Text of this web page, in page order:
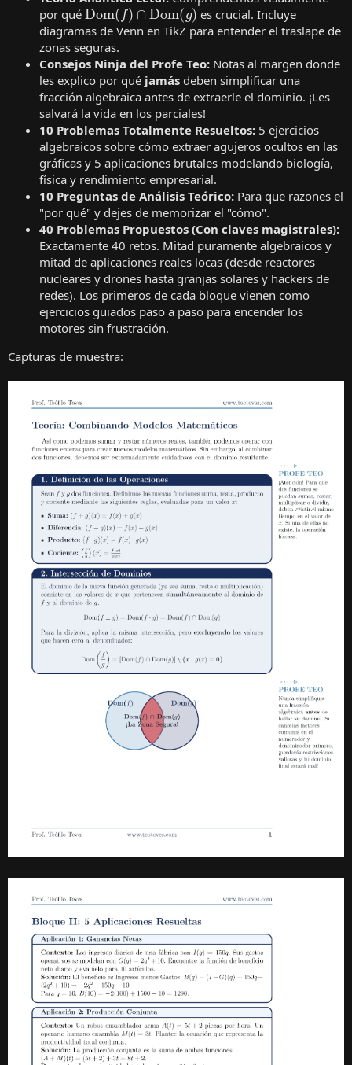
por qué Dom(f)∩Dom (g)
es crucial. Incluye
diagramas de Venn en TikZ para entender el traslape de
zonas seguras.
Consejos Ninja del Profe Teo: Notas al margen donde
les explico por qué jamás deben simplificar una
fracción algebraica antes de extraerle el dominio. ¡Les
salvará la vida en los parciales!
10 Problemas Totalmente Resueltos: 5 ejercicios
algebraicos sobre cómo extraer agujeros ocultos en las
gráficas y 5 aplicaciones brutales modelando biología,
física y rendimiento empresarial.
10 Preguntas de Análisis Teórico: Para que razones el
"por qué" y dejes de memorizar el "cómo".
40 Problemas Propuestos (Con claves magistrales):
Exactamente 40 retos. Mitad puramente algebraicos y
mitad de aplicaciones reales locas (desde reactores
nucleares y drones hasta granjas solares y hackers de
redes). Los primeros de cada bloque vienen como
ejercicios guiados paso a paso para encender los
motores sin frustración.
Capturas de muestra: